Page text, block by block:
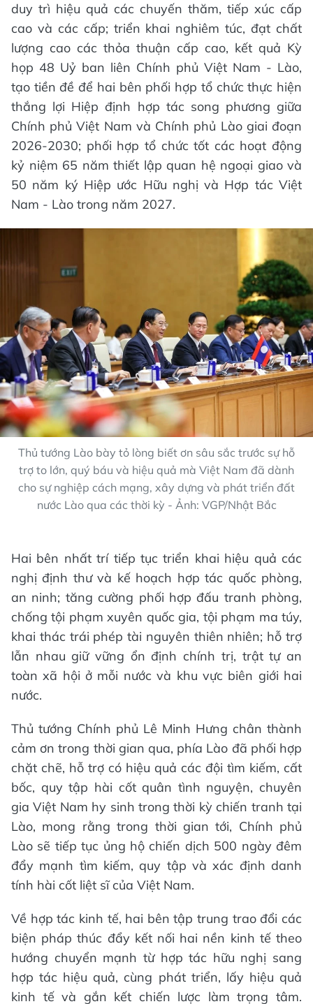
duy trì hiệu quả các chuyến thăm, tiếp xúc cấp
cao và các cấp; triển khai nghiêm túc, đạt chất
lượng cao các thỏa thuận cấp cao, kết quả Kỳ
họp 48 Uỷ ban liên Chính phủ Việt Nam - Lào,
tạo tiền đề để hai bên phối hợp tổ chức thực hiện
thắng lợi Hiệp định hợp tác song phương giữa
Chính phủ Việt Nam và Chính phủ Lào giai đoạn
2026-2030; phối hợp tổ chức tốt các hoạt động
kỷ niệm 65 năm thiết lập quan hệ ngoại giao và
50 năm ký Hiệp ước Hữu nghị và Hợp tác Việt
Nam - Lào trong năm 2027.
Thủ tướng Lào bày tỏ lòng biết ơn sâu sắc trước sự hỗ
trợ to lớn, quý báu và hiệu quả mà Việt Nam đã dành
cho sự nghiệp cách mạng, xây dựng và phát triển đất
nước Lào qua các thời kỳ - Ảnh: VGP/Nhật Bắc
Hai bên nhất trí tiếp tục triển khai hiệu quả các
nghị định thư và kế hoạch hợp tác quốc phòng,
an ninh; tăng cường phối hợp đấu tranh phòng,
chống tội phạm xuyên quốc gia, tội phạm ma túy,
khai thác trái phép tài nguyên thiên nhiên; hỗ trợ
lẫn nhau giữ vững ổn định chính trị, trật tự an
toàn xã hội ở mỗi nước và khu vực biên giới hai
nước.
Thủ tướng Chính phủ Lê Minh Hưng chân thành
cảm ơn trong thời gian qua, phía Lào đã phối hợp
chặt chẽ, hỗ trợ có hiệu quả các đội tìm kiếm, cất
bốc, quy tập hài cốt quân tình nguyện, chuyên
gia Việt Nam hy sinh trong thời kỳ chiến tranh tại
Lào, mong rằng trong thời gian tới, Chính phủ
Lào sẽ tiếp tục ủng hộ chiến dịch 500 ngày đêm
đẩy mạnh tìm kiếm, quy tập và xác định danh
tính hài cốt liệt sĩ của Việt Nam.
Về hợp tác kinh tế, hai bên tập trung trao đổi các
biện pháp thúc đẩy kết nối hai nền kinh tế theo
hướng chuyển mạnh từ hợp tác hữu nghị sang
hợp tác hiệu quả, cùng phát triển, lấy hiệu quả
kinh tế và gắn kết chiến lược làm trọng tâm.